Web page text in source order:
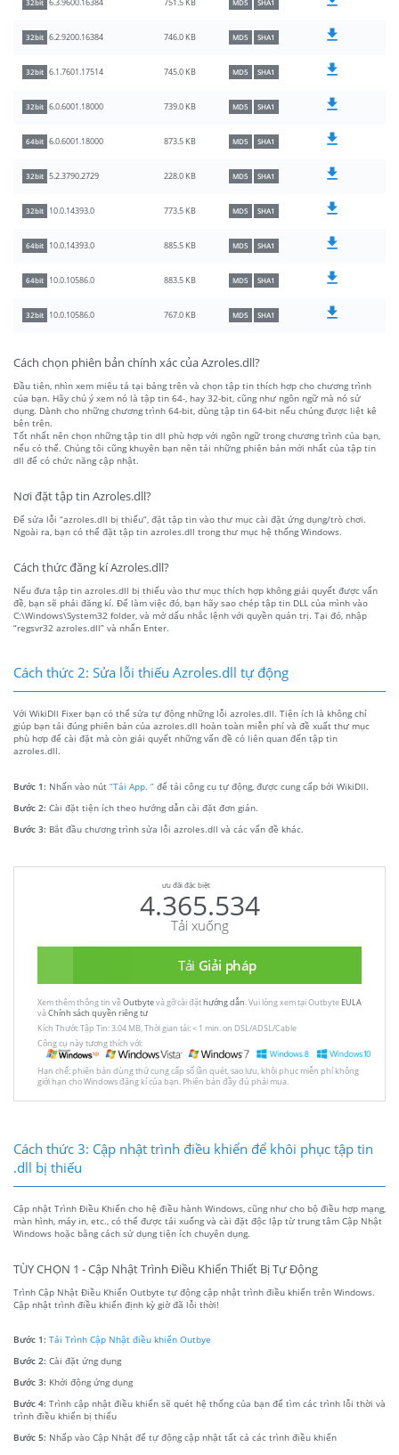
32bit 6.3.9600.16384 751.5 KB MD5 SHA1
32bit 6.2.9200.16384 746.0 KB MD5 SHA1
32bit 6.1.7601.17514 745.0 KB MD5 SHA1
32bit 6.0.6001.18000 739.0 KB MD5 SHA1
64bit 6.0.6001.18000 873.5 KB MD5 SHA1
32bit 5.2.3790.2729 228.0 KB MD5 SHA1
32bit 10.0.14393.0 773.5 KB MD5 SHA1
64bit 10.0.14393.0 885.5 KB MD5 SHA1
64bit 10.0.10586.0 883.5 KB MD5 SHA1
32bit 10.0.10586.0 767.0 KB MD5 SHA1
Cách chọn phiên bản chính xác của Azroles.dll?
Đầu tiên, nhìn xem miêu tả tại bảng trên và chọn tập tin thích hợp cho chương trình
của bạn. Hãy chú ý xem nó là tập tin 64-, hay 32-bit, cũng như ngôn ngữ mà nó sử
dụng. Dành cho những chương trình 64-bit, dùng tập tin 64-bit nếu chúng được liệt kê
bên trên.
Tốt nhất nên chọn những tập tin dll phù hợp với ngôn ngữ trong chương trình của bạn,
nếu có thể. Chúng tôi cũng khuyên bạn nên tải những phiên bản mới nhất của tập tin
dll để có chức năng cập nhật.
Nơi đặt tập tin Azroles.dll?
Để sửa lỗi “azroles.dll bị thiếu”, đặt tập tin vào thư mục cài đặt ứng dụng/trò chơi.
Ngoài ra, bạn có thể đặt tập tin azroles.dll trong thư mục hệ thống Windows.
Cách thức đăng kí Azroles.dll?
Nếu đưa tập tin azroles.dll bị thiếu vào thư mục thích hợp không giải quyết được vấn
đề, bạn sẽ phải đăng kí. Để làm việc đó, bạn hãy sao chép tập tin DLL của mình vào
C:\Windows\System32 folder, và mở dấu nhắc lệnh với quyền quản trị. Tại đó, nhập
“regsvr32 azroles.dll” và nhấn Enter.
Cách thức 2: Sửa lỗi thiếu Azroles.dll tự động
Với WikiDll Fixer bạn có thể sửa tự động những lỗi azroles.dll. Tiện ích là không chỉ
giúp bạn tải đúng phiên bản của azroles.dll hoàn toàn miễn phí và đề xuất thư mục
phù hợp để cài đặt mà còn giải quyết những vấn đề có liên quan đến tập tin
azroles.dll.
Bước 1: Nhấn vào nút “Tải App. ” để tải công cụ tự động, được cung cấp bởi WikiDll.
Bước 2: Cài đặt tiện ích theo hướng dẫn cài đặt đơn giản.
Bước 3: Bắt đầu chương trình sửa lỗi azroles.dll và các vấn đề khác.
ưu đãi đặc biệt
4.365.534
Tải xuống
Tải Giải pháp
Xem thêm thông tin vềOutbytevà gỡ cài đặthướng dẫn. Vui lòng xem tại Outbyte EULA
vàChính sách quyền riêng tư
Kích Thước Tập Tin: 3.04 MB, Thời gian tải: < 1 min. on DSL/ADSL/Cable
Công cụ này tương thích với:
Hạn chế: phiên bản dùng thử cung cấp số lần quét, sao lưu, khôi phục miễn phí không
giới hạn cho Windows đăng kí của bạn. Phiên bản đầy đủ phải mua.
Cách thức 3: Cập nhật trình điều khiển để khôi phục tập tin
.dll bị thiếu
Cập nhật Trình Điều Khiển cho hệ điều hành Windows, cũng như cho bộ điều hợp mạng,
màn hình, máy in, etc., có thể được tải xuống và cài đặt độc lập từ trung tâm Cập Nhật
Windows hoặc bằng cách sử dụng tiện ích chuyên dụng.
TÙY CHỌN 1 - Cập Nhật Trình Điều Khiển Thiết Bị Tự Động
Trình Cập Nhật Điều Khiển Outbyte tự động cập nhật trình điều khiển trên Windows.
Cập nhật trình điều khiển định kỳ giờ đã lỗi thời!
Bước 1: Tải Trình Cập Nhật điều khiển Outbye
Bước 2: Cài đặt ứng dụng
Bước 3: Khởi động ứng dụng
Bước 4: Trình cập nhật điều khiển sẽ quét hệ thống của bạn để tìm các trình lỗi thời và
trình điều khiển bị thiếu
Bước 5: Nhấp vào Cập Nhật để tự động cập nhật tất cả các trình điều khiển